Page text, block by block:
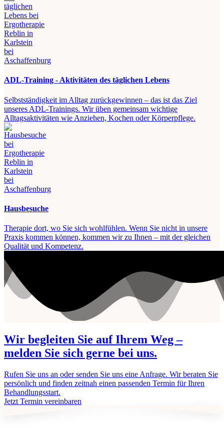
ADL-Training - Aktivitäten des täglichen Lebens
Selbstständigkeit im Alltag zurückgewinnen – das ist das Ziel
unseres ADL-Trainings. Wir üben gemeinsam wichtige
Alltagsaktivitäten wie Anziehen, Kochen oder Körperpflege.
Hausbesuche
Therapie dort, wo Sie sich wohlfühlen. Wenn Sie nicht in unsere
Praxis kommen können, kommen wir zu Ihnen – mit der gleichen
Qualität und Kompetenz.
Wir begleiten Sie auf Ihrem Weg –
melden Sie sich gerne bei uns.
Rufen Sie uns an oder senden Sie uns eine Anfrage. Wir beraten Sie
persönlich und finden zeitnah einen passenden Termin für Ihren
Behandlungsstart.
Jetzt Termin vereinbaren